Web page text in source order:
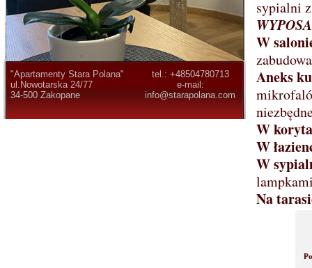
"Apartamenty Stara Polana"
ul.Nowotarska 24/77
34-500 Zakopane
tel.: +48504780713
e-mail:
info@starapolana.com
sypialni
W
Aneks
W
W
W
Na
Po